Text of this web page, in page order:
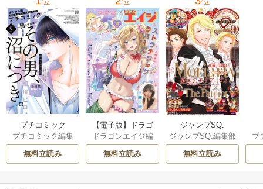
プチコミック
プチコミック編集
部
無料立読み
【電子版】ドラゴ
ンエイジ
ドラゴンエイジ編
集部
無料立読み
ジャンプSQ.
ジャンプSQ.編集部
編
無料立読み
プ